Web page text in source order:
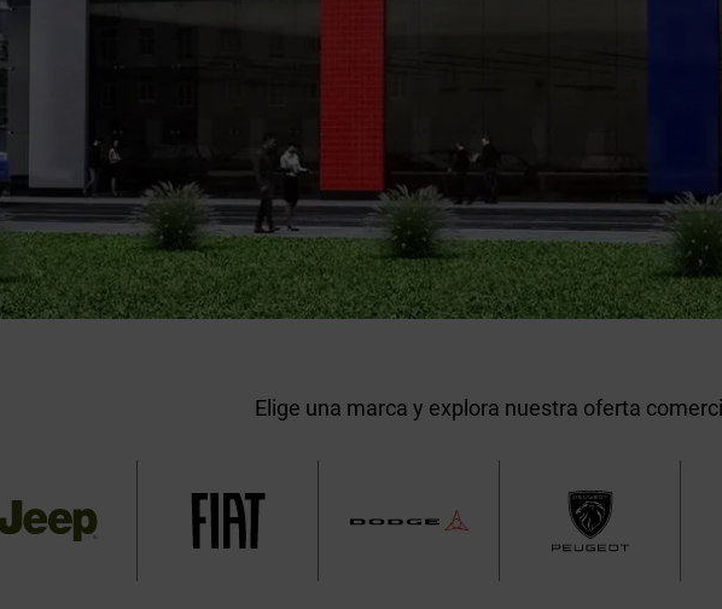
Elige una marca y explora nuestra oferta